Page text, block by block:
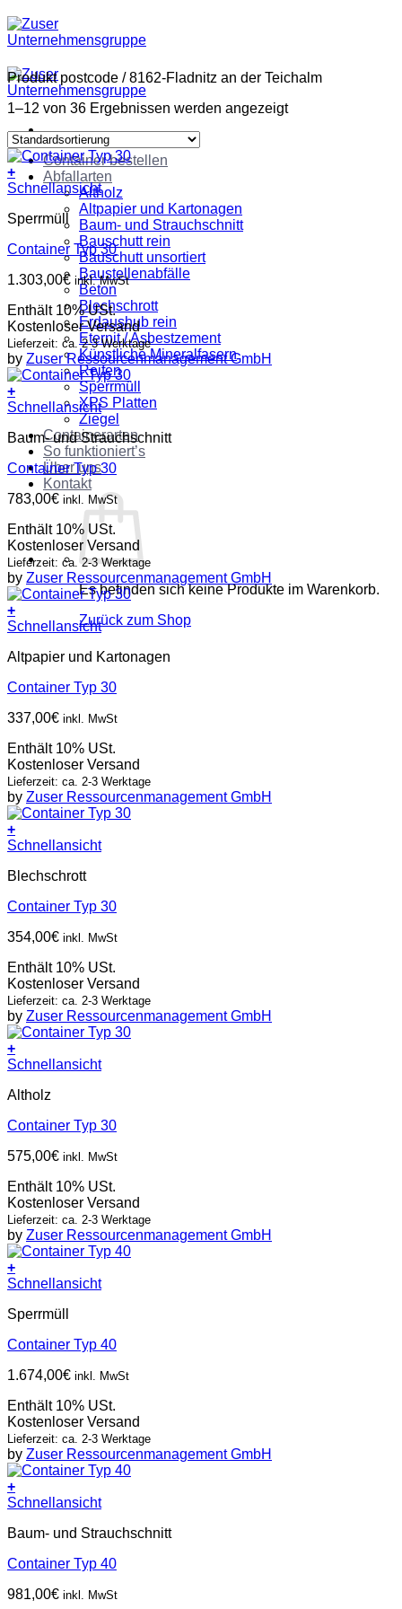
Zum
Inhalt
springen
Container bestellen
Abfallarten
Altholz
Altpapier und Kartonagen
Baum- und Strauchschnitt
Bauschutt rein
Bauschutt unsortiert
Baustellenabfälle
Beton
Blechschrott
Erdaushub rein
Eternit / Asbestzement
Künstliche Mineralfasern
Reifen
Sperrmüll
XPS Platten
Ziegel
Containerarten
So funktioniert’s
Über uns
Kontakt
Es befinden sich keine Produkte im Warenkorb.
Zurück zum Shop
Produkt postcode /8162-Fladnitz an der Teichalm
1–12 von 36 Ergebnissen werden angezeigt
+
Schnellansicht
Sperrmüll
Container Typ 30
1.303,00€ inkl. MwSt
Enthält 10% USt.
Kostenloser Versand
Lieferzeit: ca. 2-3 Werktage
by Zuser Ressourcenmanagement GmbH
+
Schnellansicht
Baum- und Strauchschnitt
Container Typ 30
783,00€ inkl. MwSt
Enthält 10% USt.
Kostenloser Versand
Lieferzeit: ca. 2-3 Werktage
by Zuser Ressourcenmanagement GmbH
+
Schnellansicht
Altpapier und Kartonagen
Container Typ 30
337,00€ inkl. MwSt
Enthält 10% USt.
Kostenloser Versand
Lieferzeit: ca. 2-3 Werktage
by Zuser Ressourcenmanagement GmbH
+
Schnellansicht
Blechschrott
Container Typ 30
354,00€ inkl. MwSt
Enthält 10% USt.
Kostenloser Versand
Lieferzeit: ca. 2-3 Werktage
by Zuser Ressourcenmanagement GmbH
+
Schnellansicht
Altholz
Container Typ 30
575,00€ inkl. MwSt
Enthält 10% USt.
Kostenloser Versand
Lieferzeit: ca. 2-3 Werktage
by Zuser Ressourcenmanagement GmbH
+
Schnellansicht
Sperrmüll
Container Typ 40
1.674,00€ inkl. MwSt
Enthält 10% USt.
Kostenloser Versand
Lieferzeit: ca. 2-3 Werktage
by Zuser Ressourcenmanagement GmbH
+
Schnellansicht
Baum- und Strauchschnitt
Container Typ 40
981,00€ inkl. MwSt